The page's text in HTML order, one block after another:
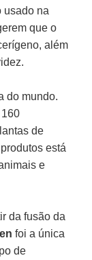
usado na
que o
além
do mundo.
de
está
e
da fusão da
foi a única
de